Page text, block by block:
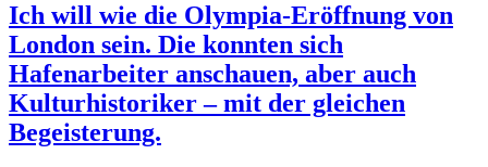
Ich will wie die Olympia-Eröffnung von
London sein. Die konnten sich
Hafenarbeiter anschauen, aber auch
Kulturhistoriker – mit der gleichen
Begeisterung.